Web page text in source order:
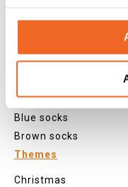
Pink socks
Beige socks
Blue socks
Brown socks
Themes
Christmas